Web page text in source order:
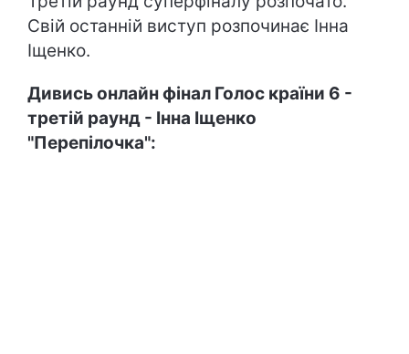
Свій останній виступ розпочинає Інна
Іщенко.
Дивись онлайн фінал Голос країни 6 -
третій раунд - Інна Іщенко
"Перепілочка":